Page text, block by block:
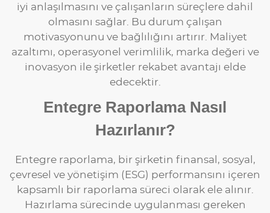
iyi anlaşılmasını ve çalışanların süreçlere dahil
olmasını sağlar. Bu durum çalışan
motivasyonunu ve bağlılığını artırır. Maliyet
azaltımı, operasyonel verimlilik, marka değeri ve
inovasyon ile şirketler rekabet avantajı elde
edecektir.
Entegre Raporlama Nasıl
Hazırlanır?
Entegre raporlama, bir şirketin finansal, sosyal,
çevresel ve yönetişim (ESG) performansını içeren
kapsamlı bir raporlama süreci olarak ele alınır.
Hazırlama sürecinde uygulanması gereken